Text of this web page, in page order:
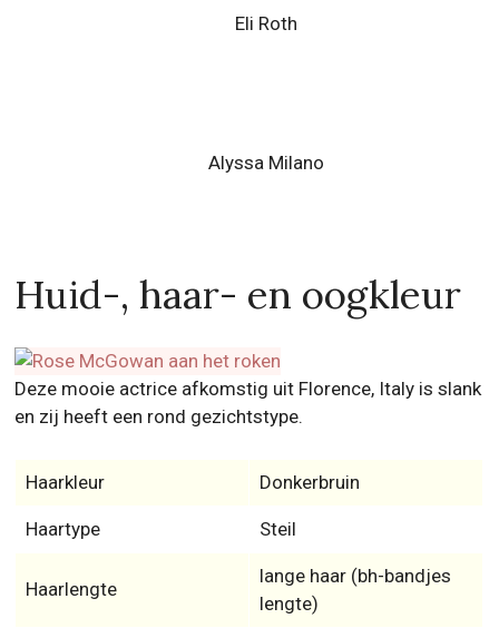
Eli Roth
Alyssa Milano
Huid-, haar- en oogkleur
Deze mooie actrice afkomstig uit Florence, Italy is slank
en zij heeft een rond gezichtstype.
Haarkleur Donkerbruin
Haartype Steil
Haarlengte
lange haar (bh-bandjes
lengte)